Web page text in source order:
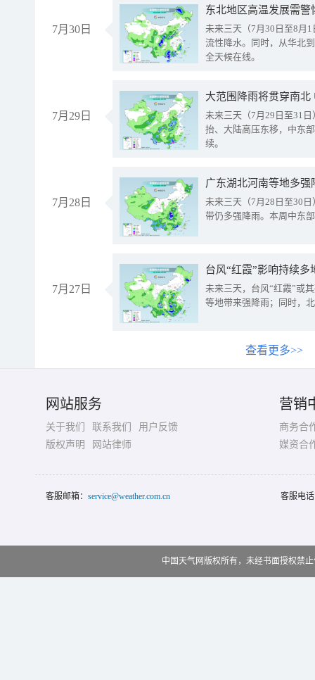
7月30日
东北地区高温发展需
未来三天（7月30日至8月
流性降水。同时，从华北
全天候在线。
7月29日
大范围降雨将贯穿南
未来三天（7月29日至31
抬、大陆高压东移，中东
续。
7月28日
广东湖北河南等地多
未来三天（7月28日至30
带仍多强降雨。本周中东
7月27日
台风“红霞”影响持续
未来三天，台风“红霞”或
等地带来强降雨；同时，
查看更多>>
网站服务
关于我们 联系我们
用户反馈
版权声明
网站律师
营销
商务合
媒资合
客服邮箱： service@weather.com.cn 客服电
中国天气网版权所有，未经书面授权